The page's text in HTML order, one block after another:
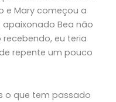
e Mary começou a
Bea não
eu teria
repente um pouco
o que tem passado